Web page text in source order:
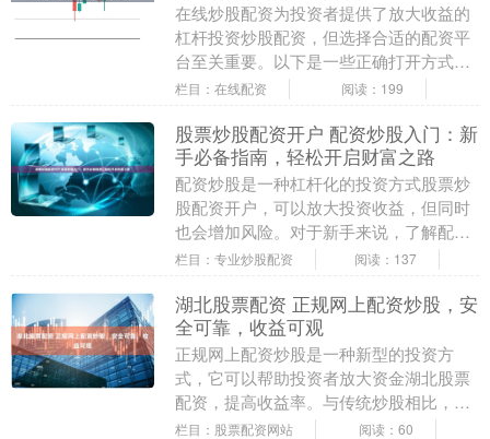
在线炒股配资为投资者提供了放大收益的
杠杆投资炒股配资，但选择合适的配资平
台至关重要。以下是一些正确打开方式：
期货配资的优势显而易见。首先，它可以
栏目：在线配资 阅读：199
股票炒股配资开户 配资炒股入门：新
手必备指南，轻松开启财富之路
配资炒股是一种杠杆化的投资方式股票炒
股配资开户，可以放大投资收益，但同时
也会增加风险。对于新手来说，了解配资
炒股的基本知识和操作流程至关重要。 *
栏目：专业炒股配资 阅读：137
湖北股票配资 正规网上配资炒股，安
全可靠，收益可观
正规网上配资炒股是一种新型的投资方
式，它可以帮助投资者放大资金湖北股票
配资，提高收益率。与传统炒股相比，网
上配资炒股具有以下优势： 1.选择正规平
栏目：股票配资网站 阅读：60